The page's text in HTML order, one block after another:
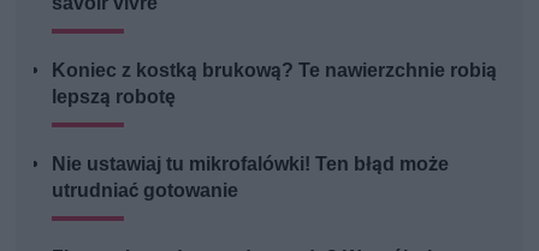
Koniec z kostką brukową? Te nawierzchnie robią
lepszą robotę
Nie ustawiaj tu mikrofalówki! Ten błąd może
utrudniać gotowanie